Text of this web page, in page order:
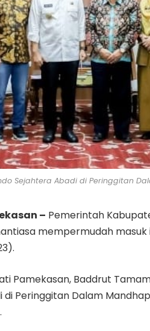
Sejahtera Abadi di Peringgitan
– Pemerintah
mempermudah masuk
Pamekasan, Baddrut
di Peringgitan Dalam